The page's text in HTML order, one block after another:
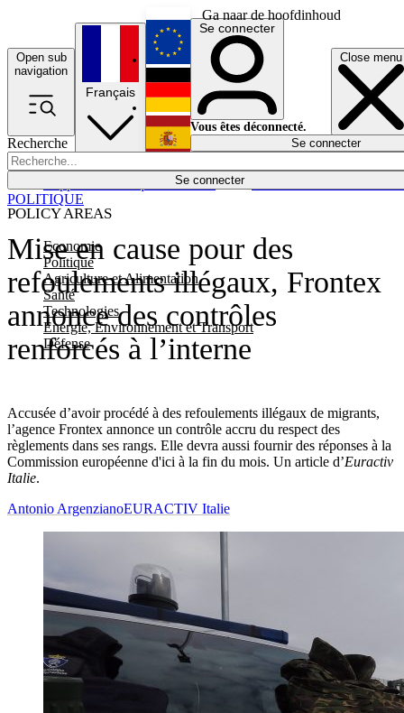
Ga naar de hoofdinhoud
Open sub
navigation
Close menu
Recherche
Se connecter
POLICY AREAS
Economie
Politique
Agriculture et Alimentation
Santé
Technologies
Energie, Environnement et Transport
Défense
Économie
Français
English
Deutsch
Español
Se connecter
Vous êtes déconnecté.
Se connecter
Mise en cause pour des
refoulements illégaux, Frontex
annonce des contrôles
renforcés à l’interne
Accusée d’avoir procédé à des refoulements illégaux de migrants,
l’agence Frontex annonce un contrôle accru du respect des
règlements dans ses rangs. Elle devra aussi fournir des réponses à la
Commission européenne d'ici à la fin du mois. Un article d’Euractiv
Italie.
POLITIQUE
Antonio ArgenzianoEURACTIV Italie